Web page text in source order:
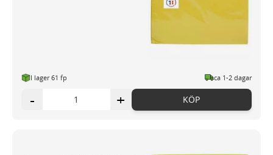
I lager 61 fp ca 1-2 dagar
- + KÖP